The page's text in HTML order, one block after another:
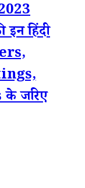
इन हिंदी
जरिए